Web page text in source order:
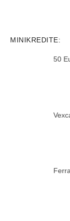
MINIKREDITE:
50